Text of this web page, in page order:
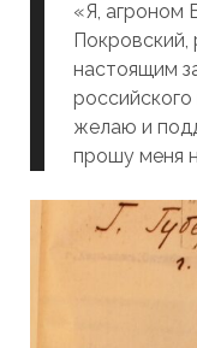
«Я, агроном
Покровский,
настоящим
желаю и
прошу меня